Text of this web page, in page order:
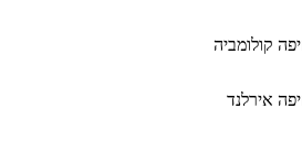
קולומביה
אירלנד